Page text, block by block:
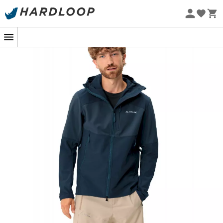
Promos d'été 🔥 -5 % EXTRA dès 2 produits* code Summer5
-5% Extra - Code Summer5